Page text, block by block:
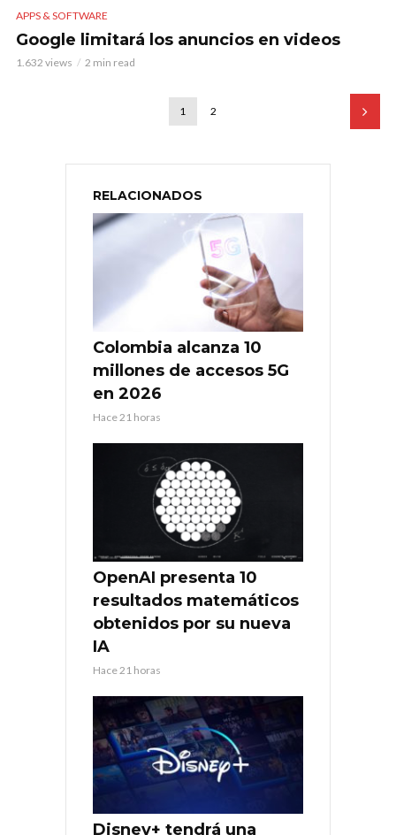
APPS & SOFTWARE
Google limitará los anuncios en videos
1.632 views 2 min read
1 2
RELACIONADOS
Colombia alcanza 10
millones de accesos 5G
en 2026
Hace 21 horas
OpenAI presenta 10
resultados matemáticos
obtenidos por su nueva
IA
Hace 21 horas
Disney+ tendrá una